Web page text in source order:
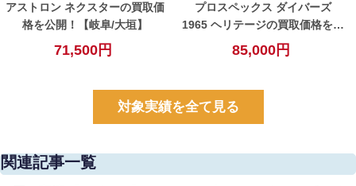
アストロン ネクスターの買取価
格を公開！【岐阜/大垣】
71,500円
プロスペックス ダイバーズ
1965 ヘリテージの買取価格を公
開！【細畑】【岐阜/岐南/関/美
濃/一宮エリア】
85,000円
対象実績を全て見る
関連記事一覧